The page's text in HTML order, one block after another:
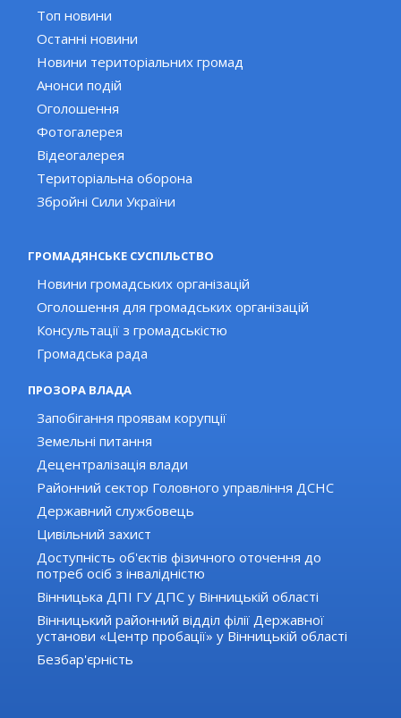
Топ новини
Останні новини
Новини територіальних громад
Анонси подій
Оголошення
Фотогалерея
Відеогалерея
Територіальна оборона
Збройні Сили України
ГРОМАДЯНСЬКЕ СУСПІЛЬСТВО
Новини громадських організацій
Оголошення для громадських організацій
Консультації з громадськістю
Громадська рада
ПРОЗОРА ВЛАДА
Запобігання проявам корупції
Земельні питання
Децентралізація влади
Районний сектор Головного управління ДСНС
Державний службовець
Цивільний захист
Доступність об'єктів фізичного оточення до
потреб осіб з інвалідністю
Вінницька ДПІ ГУ ДПС у Вінницькій області
Вінницький районний відділ філії Державної
установи «Центр пробації» у Вінницькій області
Безбар'єрність